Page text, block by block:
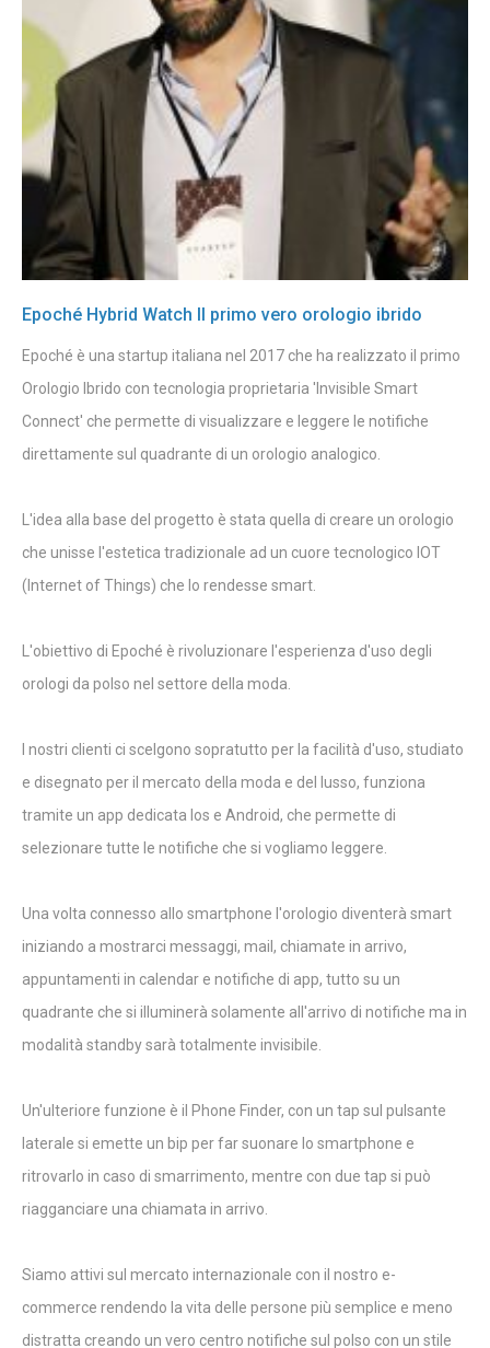
Epoché Hybrid Watch Il primo vero orologio ibrido
Epoché è una startup italiana nel 2017 che ha realizzato il primo
Orologio Ibrido con tecnologia proprietaria 'Invisible Smart
Connect' che permette di visualizzare e leggere le notifiche
direttamente sul quadrante di un orologio analogico.
L'idea alla base del progetto è stata quella di creare un orologio
che unisse l'estetica tradizionale ad un cuore tecnologico IOT
(Internet of Things) che lo rendesse smart.
L'obiettivo di Epoché è rivoluzionare l'esperienza d'uso degli
orologi da polso nel settore della moda.
I nostri clienti ci scelgono sopratutto per la facilità d'uso, studiato
e disegnato per il mercato della moda e del lusso, funziona
tramite un app dedicata Ios e Android, che permette di
selezionare tutte le notifiche che si vogliamo leggere.
Una volta connesso allo smartphone l'orologio diventerà smart
iniziando a mostrarci messaggi, mail, chiamate in arrivo,
appuntamenti in calendar e notifiche di app, tutto su un
quadrante che si illuminerà solamente all'arrivo di notifiche ma in
modalità standby sarà totalmente invisibile.
Un'ulteriore funzione è il Phone Finder, con un tap sul pulsante
laterale si emette un bip per far suonare lo smartphone e
ritrovarlo in caso di smarrimento, mentre con due tap si può
riagganciare una chiamata in arrivo.
Siamo attivi sul mercato internazionale con il nostro e-
commerce rendendo la vita delle persone più semplice e meno
distratta creando un vero centro notifiche sul polso con un stile